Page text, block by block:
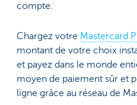
compte.
Chargez votre Mastercard
montant de votre choix
et payez dans le monde
moyen de paiement sûr et
ligne grâce au réseau de